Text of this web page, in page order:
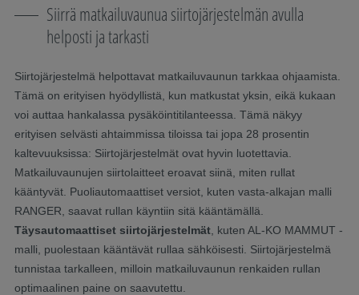
Siirrä matkailuvaunua siirtojärjestelmän avulla
helposti ja tarkasti
Siirtojärjestelmä helpottavat matkailuvaunun tarkkaa ohjaamista.
Tämä on erityisen hyödyllistä, kun matkustat yksin, eikä kukaan
voi auttaa hankalassa pysäköintitilanteessa. Tämä näkyy
erityisen selvästi ahtaimmissa tiloissa tai jopa 28 prosentin
kaltevuuksissa: Siirtojärjestelmät ovat hyvin luotettavia.
Matkailuvaunujen siirtolaitteet eroavat siinä, miten rullat
kääntyvät. Puoliautomaattiset versiot, kuten vasta-alkajan malli
RANGER, saavat rullan käyntiin sitä kääntämällä.
Täysautomaattiset siirtojärjestelmät , kuten AL-KO MAMMUT -
malli, puolestaan ​​kääntävät rullaa sähköisesti. Siirtojärjestelmä
tunnistaa tarkalleen, milloin matkailuvaunun renkaiden rullan
optimaalinen paine on saavutettu.